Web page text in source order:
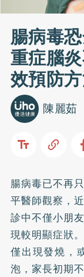
腸病毒
重症腦
效預防
陳麗茹
腸病毒已不再
平醫師觀察，
診中不僅小朋
現較明顯症狀
僅出現發燒，
泡，家長初期